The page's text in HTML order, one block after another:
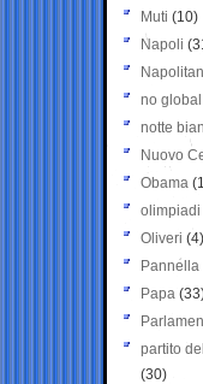
Muti (10)
Napoli
no global
notte
Nuovo
Obama
olimpiadi
Oliveri (4)
Pannella
Papa
partito
(30)